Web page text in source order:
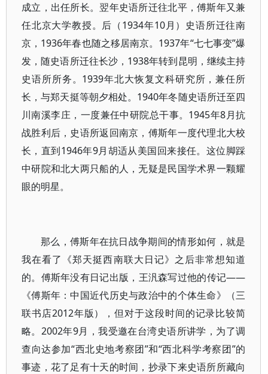
成立，出任所长。翌年史语所迁往北平，傅斯年又兼
任北京大学教授。后（1934年10月）史语所迁往南
京，1936年春也随之移居南京。1937年“七七事变”爆
发，随史语所迁往长沙，1938年转到昆明，继续主持
史语所所务。1939年北大恢复文科研究所，兼任所
长，与郑天挺等朝夕相处。1940年冬随史语所迁至四
川南溪李庄，一度兼任中研院总干事。1945年8月抗
战胜利后，史语所返回南京，傅斯年一度代理北大校
长，直到1946年9月胡适从美国回来接任。这位脚踩
中研院和北大两只船的人，无疑是民国学术界一颗耀
眼的明星。
那么，傅斯年在抗日战争期间的情形如何，就是
我在看了《郑天挺西南联大日记》之后非常想知道
的。傅斯年没有日记出版，王汎森写过他的传记——
《傅斯年：中国近代历史与政治中的个体生命》（三
联书店2012年版），但对于这段时间的记录比较简
略。2002年9月，我受邀在台湾史语所讲学，为了调
查向达参加“西北史地考察团”和“西北科学考察团”的
事迹，花了足有十天的时间，抄录下来史语所所藏向